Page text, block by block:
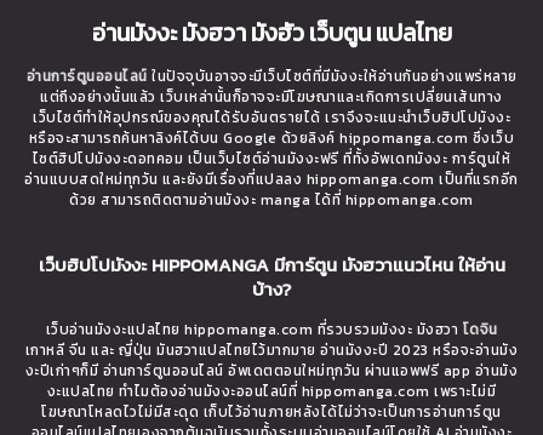
อ่านมังงะ มังฮวา มังฮัว เว็บตูน แปลไทย
อ่านการ์ตูนออนไลน์ ในปัจจุบันอาจจะมีเว็บไซต์ที่มีมังงะให้อ่านกันอย่างแพร่หลาย
แต่ถึงอย่างนั้นแล้ว เว็บเหล่านั้นก็อาจจะมีโฆษณาและเกิดการเปลี่ยนเส้นทาง
เว็บไซต์ทำให้อุปกรณ์ของคุณได้รับอันตรายได้ เราจึงจะแนะนำเว็บฮิปโปมังงะ
หรือจะสามารถค้นหาลิงค์ได้บน Google ด้วยลิงค์ hippomanga.com ซึ่งเว็บ
ไซต์ฮิปโปมังงะดอทคอม เป็นเว็บไซต์อ่านมังงะฟรี ที่ทั้งอัพเดทมังงะ การ์ตูนให้
อ่านแบบสดใหม่ทุกวัน และยังมีเรื่องที่แปลลง hippomanga.com เป็นที่แรกอีก
ด้วย สามารถติดตามอ่านมังงะ manga ได้ที่ hippomanga.com
เว็บฮิปโปมังงะ HIPPOMANGA มีการ์ตูน มังฮวาแนวไหน ให้อ่าน
บ้าง?
เว็บอ่านมังงะแปลไทย hippomanga.com ที่รวบรวมมังงะ มังฮวา โดจิน
เกาหลี จีน และ ญี่ปุ่น มันฮวาแปลไทยไว้มากมาย อ่านมังงะปี 2023 หรือจะอ่านมัง
งะปีเก่าๆก็มี อ่านการ์ตูนออนไลน์ อัพเดตตอนใหม่ทุกวัน ผ่านแอพฟรี app อ่านมัง
งะแปลไทย ทำไมต้องอ่านมังงะออนไลน์ที่ hippomanga.com เพราะไม่มี
โฆษณาโหลดไวไม่มีสะดุด เก็บไว้อ่านภายหลังได้ไม่ว่าจะเป็นการอ่านการ์ตูน